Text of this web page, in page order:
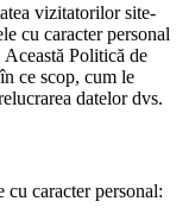
vizitatorilor site-
cu caracter personal
Această Politică de
ce scop, cum le
datelor dvs.
cu caracter personal: